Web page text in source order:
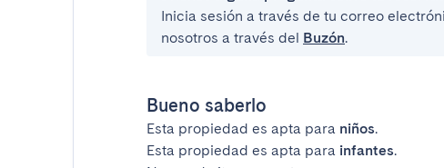
Inicia sesión a través de tu correo
nosotros a través del Buzón.
Bueno saberlo
Esta propiedad es apta para niños.
Esta propiedad es apta para infantes.